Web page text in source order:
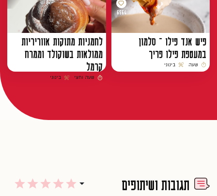
6564
פיש אנד פילו – סלמון
במעטפת פילו פריך
זמן הכנה
שעה
רמת קושי
בינוני
לחמניות מתוקות אווריריות
ממולאות בשוקולד וממרח
קרמל
זמן הכנה
שעה וחצי
רמת קושי
בינוני
תגובות ושיתופים